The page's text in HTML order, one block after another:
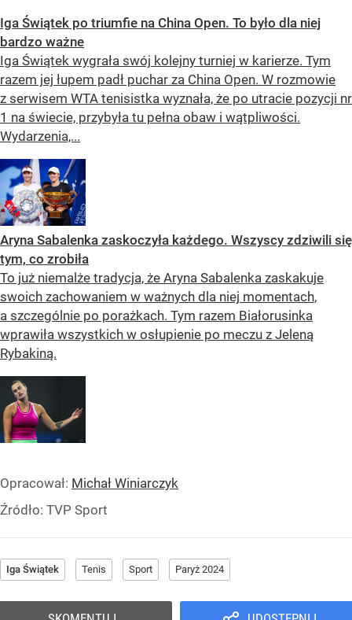
Iga Świątek po triumfie na China Open. To było dla niej
bardzo ważne
Iga Świątek wygrała swój kolejny turniej w karierze. Tym
razem jej łupem padł puchar za China Open. W rozmowie
z serwisem WTA tenisistka wyznała, że po utracie pozycji nr
1 na świecie, przybyła tu pełna obaw i wątpliwości.
Wydarzenia,...
Aryna Sabalenka zaskoczyła każdego. Wszyscy zdziwili się
tym, co zrobiła
To już niemalże tradycja, że Aryna Sabalenka zaskakuje
swoich zachowaniem w ważnych dla niej momentach,
a szczególnie po porażkach. Tym razem Białorusinka
wprawiła wszystkich w osłupienie po meczu z Jeleną
Rybakiną.
Opracował: Michał Winiarczyk
Źródło: TVP Sport
Iga Świątek Tenis Sport Paryż 2024